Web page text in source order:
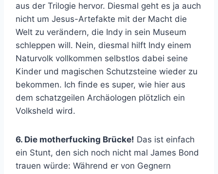
aus der Trilogie hervor. Diesmal geht es ja auch
nicht um Jesus-Artefakte mit der Macht die
Welt zu verändern, die Indy in sein Museum
schleppen will. Nein, diesmal hilft Indy einem
Naturvolk vollkommen selbstlos dabei seine
Kinder und magischen Schutzsteine wieder zu
bekommen. Ich finde es super, wie hier aus
dem schatzgeilen Archäologen plötzlich ein
Volksheld wird.
6. Die motherfucking Brücke! Das ist einfach
ein Stunt, den sich noch nicht mal James Bond
trauen würde: Während er von Gegnern